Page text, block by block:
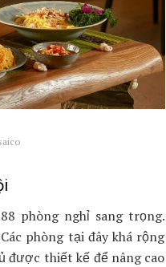
phòng nghỉ sang trọng.
phòng tại đây khá rộng
được thiết kế để nâng cao